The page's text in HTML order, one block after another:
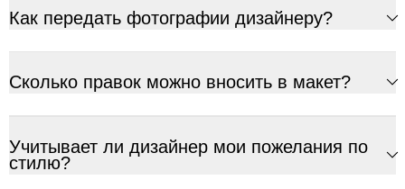
Как передать фотографии дизайнеру?
Сколько правок можно вносить в макет?
Учитывает ли дизайнер мои пожелания по
стилю?